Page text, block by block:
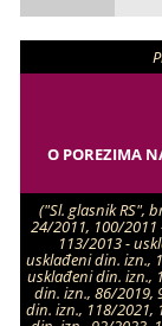
O POREZIMA
("Sl. glasnik RS",
24/2011, 100/
113/2013 -
usklađeni din. izn.,
usklađeni din. izn.,
din. izn., 86/2019,
din. izn., 118/2021,